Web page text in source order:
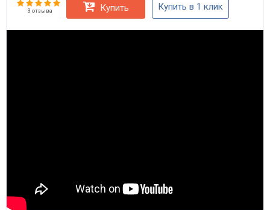
3 отзыва Купить Купить в 1 клик